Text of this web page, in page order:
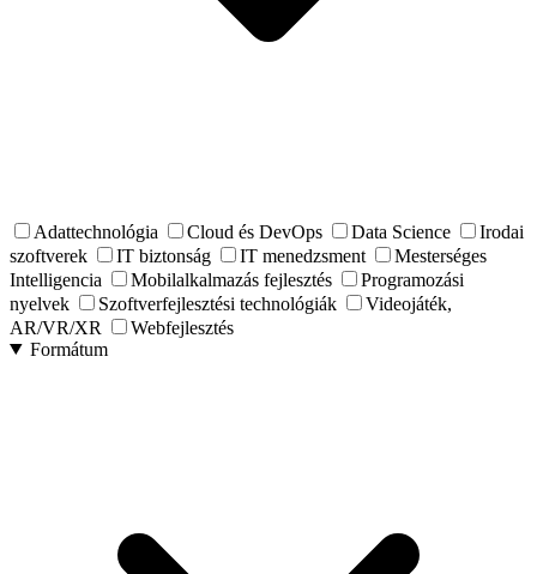
Adattechnológia Cloud és DevOps Data Science
Irodai
szoftverek
IT biztonság IT menedzsment
Mesterséges
Intelligencia
Mobilalkalmazás fejlesztés
Programozási
nyelvek
Szoftverfejlesztési technológiák
Videojáték,
AR/VR/XR
Webfejlesztés
Formátum